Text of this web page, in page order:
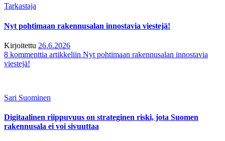
Tarkastaja
Nyt pohtimaan rakennusalan innostavia viestejä!
Kirjoitettu 26.6.2026
8 kommenttia artikkeliin Nyt pohtimaan rakennusalan innostavia
viestejä!
Sari Suominen
Digitaalinen riippuvuus on strateginen riski, jota Suomen
rakennusala ei voi sivuuttaa